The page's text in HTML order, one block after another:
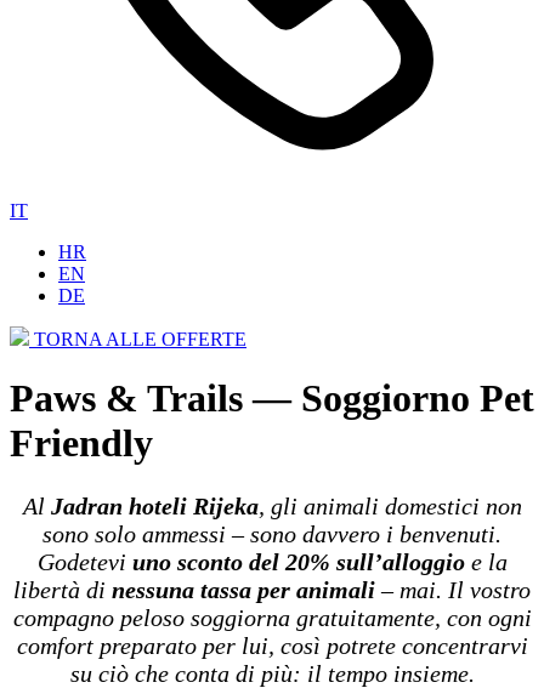
IT
HR
EN
DE
TORNA ALLE OFFERTE
Paws & Trails — Soggiorno Pet
Friendly
Al Jadran hoteli Rijeka, gli animali domestici non
sono solo ammessi – sono davvero i benvenuti.
Godetevi uno sconto del 20% sull’alloggioe la
libertà di nessuna tassa per animali– mai. Il vostro
compagno peloso soggiorna gratuitamente, con ogni
comfort preparato per lui, così potrete concentrarvi
su ciò che conta di più: il tempo insieme.